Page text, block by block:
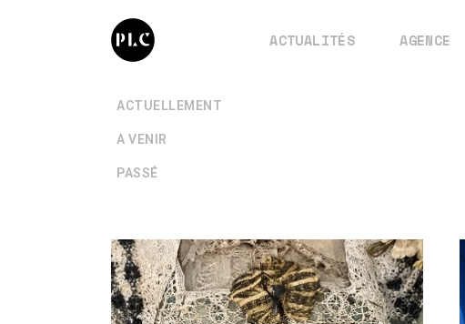
ACTUALITÉS AGENCE
ACTUELLEMENT
A VENIR
PASSÉ